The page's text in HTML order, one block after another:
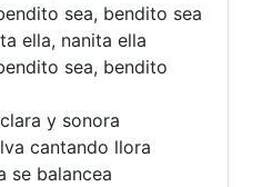
sea, bendito sea
ella, nanita ella
sea, bendito
y sonora
cantando llora
se balancea